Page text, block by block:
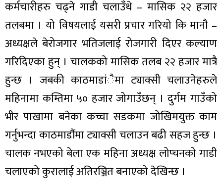
कर्मचारीहरु चढ्ने गाडी चलाउँथे – मासिक २२ हजार
तलबमा । यो विषयलाई यसरी प्रचार गरियो कि मानौ –
अध्यक्षले बेरोजगार भतिजलाई रोजगारी दिएर कल्याण
गरिदिएका हुन् । चालकको मासिक तलब २२ हजार मात्रै
हुन्छ । जबकी काठमाडांैमा ट्याक्सी चलाउनेहरुले
महिनामा कम्तिमा ५० हजार जोगाउँछन् । दुर्गम गाउँको
भीर पाखामा बनेका कच्चा सडकमा जोखिमयुक्त काम
गर्नुभन्दा काठमाडौंमा ट्याक्सी चलाउन बढी सहज हुन्छ ।
चालक नभएको बेला एक महिना अध्यक्ष लोप्चनको गाडी
चलाएको कुरालाई अतिरञ्जित बनाएको देखिन्छ ।